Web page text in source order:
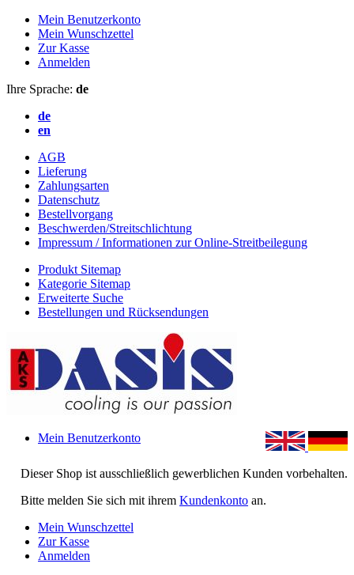
Mein Benutzerkonto
Mein Wunschzettel
Zur Kasse
Anmelden
Ihre Sprache: de
de
en
AGB
Lieferung
Zahlungsarten
Datenschutz
Bestellvorgang
Beschwerden/Streitschlichtung
Impressum / Informationen zur Online-Streitbeilegung
Produkt Sitemap
Kategorie Sitemap
Erweiterte Suche
Bestellungen und Rücksendungen
Dieser Shop ist ausschließlich gewerblichen Kunden vorbehalten.
Bitte melden Sie sich mit ihrem Kundenkonto an.
Mein Benutzerkonto
Mein Wunschzettel
Zur Kasse
Anmelden